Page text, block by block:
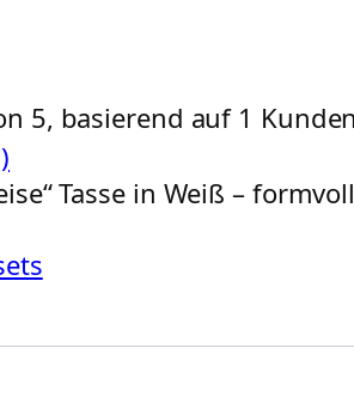
5, basierend auf 1
Tasse in Weiß –